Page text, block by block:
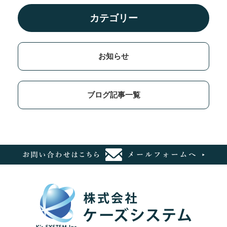
カテゴリー
お知らせ
ブログ記事一覧